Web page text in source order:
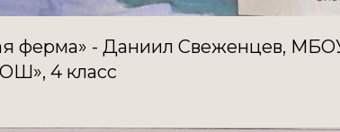
ферма» - Даниил Свеженцев,
4 класс